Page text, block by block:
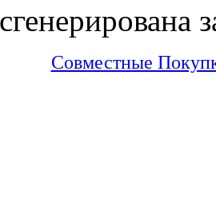
Совместные